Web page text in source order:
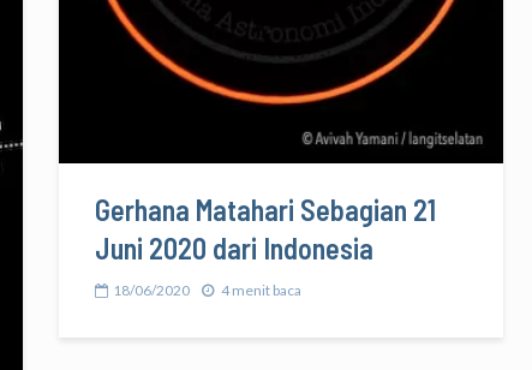
Gerhana Matahari Sebagian 21
Juni 2020 dari Indonesia
18/06/2020 4 menit baca